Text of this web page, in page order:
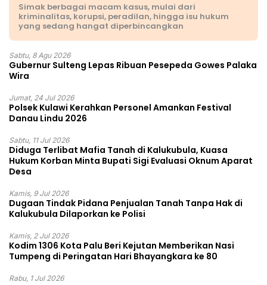
Simak berbagai macam kasus, mulai dari
kriminalitas, korupsi, peradilan, hingga isu hukum
yang sedang hangat diperbincangkan
Sabtu, 8 Agu 2026
Gubernur Sulteng Lepas Ribuan Pesepeda Gowes Palaka
Wira
Jumat, 24 Jul 2026
Polsek Kulawi Kerahkan Personel Amankan Festival
Danau Lindu 2026
Sabtu, 11 Jul 2026
Diduga Terlibat Mafia Tanah di Kalukubula, Kuasa
Hukum Korban Minta Bupati Sigi Evaluasi Oknum Aparat
Desa
Kamis, 9 Jul 2026
Dugaan Tindak Pidana Penjualan Tanah Tanpa Hak di
Kalukubula Dilaporkan ke Polisi
Kamis, 2 Jul 2026
Kodim 1306 Kota Palu Beri Kejutan Memberikan Nasi
Tumpeng di Peringatan Hari Bhayangkara ke 80
Rabu, 1 Jul 2026